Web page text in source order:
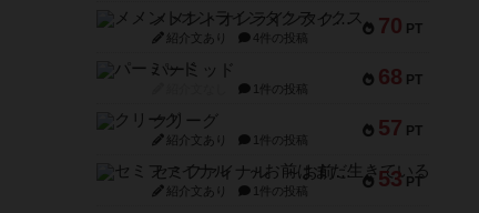
70 PT
メメントオンラインタクティクス
紹介文あり 4件の投稿
68 PT
パーミッド
1件の投稿
57 PT
クリーグ
紹介文あり 1件の投稿
53 PT
セミファイナル ～お前はまだ生きている～
紹介文あり 1件の投稿